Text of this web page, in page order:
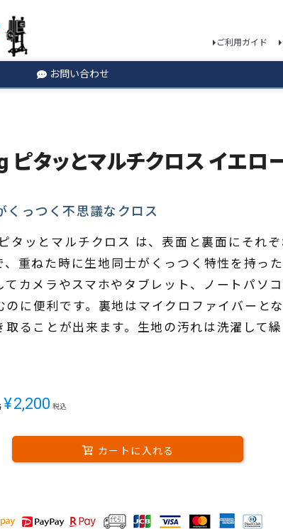
ご利用ガイド
お問い合わせ
検索
ピタッとマルチクロス イエロ
くっつく不思議なクロス
タッとマルチクロス は、表面と裏面にそれ
、重ねた時に生地同士がくっつく特性を持っ
てカメラやスマホやタブレット、ノートパソ
のに便利です。裏地はマイクロファイバーと
取ることが出来ます。生地の汚れは洗濯して
¥2,200 税込
カートに入れる